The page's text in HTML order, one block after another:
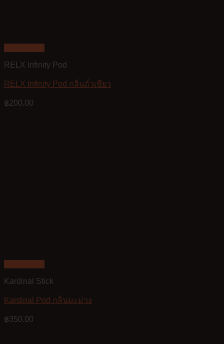
RELX Infinity Pod
RELX Infinity Pod กลิ่นถั่วเขียว
฿200.00
Kardinal Stick
Kardinal Pod กลิ่นมะม่วง
฿350.00